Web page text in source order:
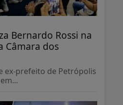
Bernardo Rossi na
Câmara dos
ex-prefeito de Petrópolis